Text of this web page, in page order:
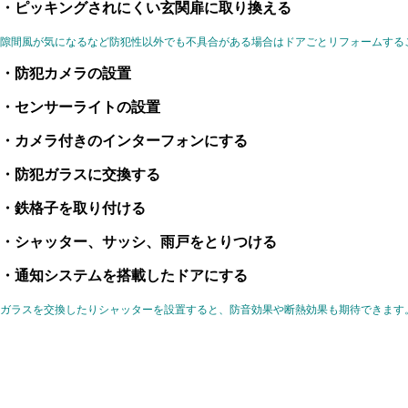
・ピッキングされにくい玄関扉に取り換える
隙間風が気になるなど防犯性以外でも不具合がある場合はドアごとリフォームする
・防犯カメラの設置
・センサーライトの設置
・カメラ付きのインターフォンにする
・防犯ガラスに交換する
・鉄格子を取り付ける
・シャッター、サッシ、雨戸をとりつける
・通知システムを搭載したドアにする
ガラスを交換したりシャッターを設置すると、防音効果や断熱効果も期待できます。